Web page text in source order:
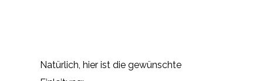
Natürlich, hier ist die gewünschte